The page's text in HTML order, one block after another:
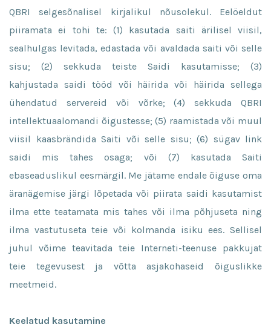
QBRI selgesõnalisel kirjalikul nõusolekul. Eelöeldut
piiramata ei tohi te: (1) kasutada saiti ärilisel viisil,
sealhulgas levitada, edastada või avaldada saiti või selle
sisu; (2) sekkuda teiste Saidi kasutamisse; (3)
kahjustada saidi tööd või häirida või häirida sellega
ühendatud servereid või võrke; (4) sekkuda QBRI
intellektuaalomandi õigustesse; (5) raamistada või muul
viisil kaasbrändida Saiti või selle sisu; (6) sügav link
saidi mis tahes osaga; või (7) kasutada Saiti
ebaseaduslikul eesmärgil. Me jätame endale õiguse oma
äranägemise järgi lõpetada või piirata saidi kasutamist
ilma ette teatamata mis tahes või ilma põhjuseta ning
ilma vastutuseta teie või kolmanda isiku ees. Sellisel
juhul võime teavitada teie Interneti-teenuse pakkujat
teie tegevusest ja võtta asjakohaseid õiguslikke
meetmeid.
Keelatud kasutamine